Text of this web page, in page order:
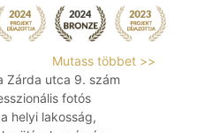
Mutass többet >>
Zárda utca 9. szám
fotós
helyi lakosság,